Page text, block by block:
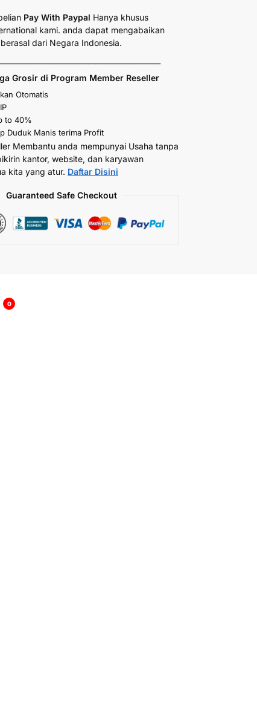
Pay With Paypal Hanya khusus
kami. anda dapat mengabaikan
dari Negara Indonesia.
Grosir di Program Member Reseller
Otomatis
to 40%
Duduk Manis terima Profit
Membantu anda mempunyai Usaha tanpa
kantor, website, dan karyawan
kita yang atur. Daftar Disini
Guaranteed Safe Checkout
0